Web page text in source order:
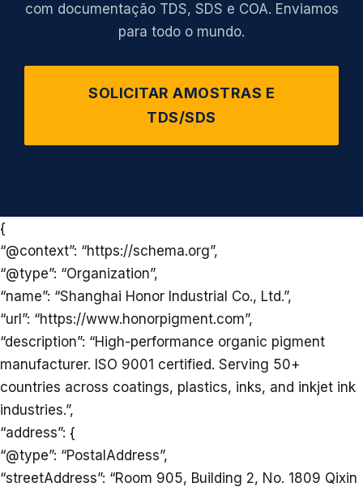
com documentação TDS, SDS e COA. Enviamos
para todo o mundo.
SOLICITAR AMOSTRAS E
TDS/SDS
{
“@context”: “https://schema.org”,
“@type”: “Organization”,
“name”: “Shanghai Honor Industrial Co., Ltd.”,
“url”: “https://www.honorpigment.com”,
“description”: “High-performance organic pigment
manufacturer. ISO 9001 certified. Serving 50+
countries across coatings, plastics, inks, and inkjet ink
industries.”,
“address”: {
“@type”: “PostalAddress”,
“streetAddress”: “Room 905, Building 2, No. 1809 Qixin